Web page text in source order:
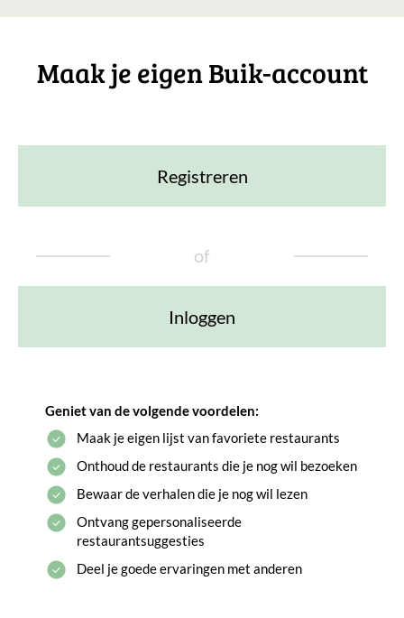
Maak je eigen Buik-account
Registreren
of
Inloggen
Geniet van de volgende voordelen:
Maak je eigen lijst van favoriete restaurants
Onthoud de restaurants die je nog wil bezoeken
Bewaar de verhalen die je nog wil lezen
Ontvang gepersonaliseerde
restaurantsuggesties
Deel je goede ervaringen met anderen